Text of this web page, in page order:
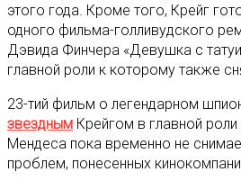
этого года. Кроме того, Крейг
одного фильма-голливудского
Дэвида Финчера «Девушка с
главной роли к которому также
23-тий фильм о легендарном
звездным Крейгом в главной
Мендеса пока временно не
проблем, понесенных